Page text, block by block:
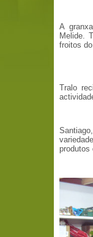
A
Melide.
froitos
Tralo
produtos